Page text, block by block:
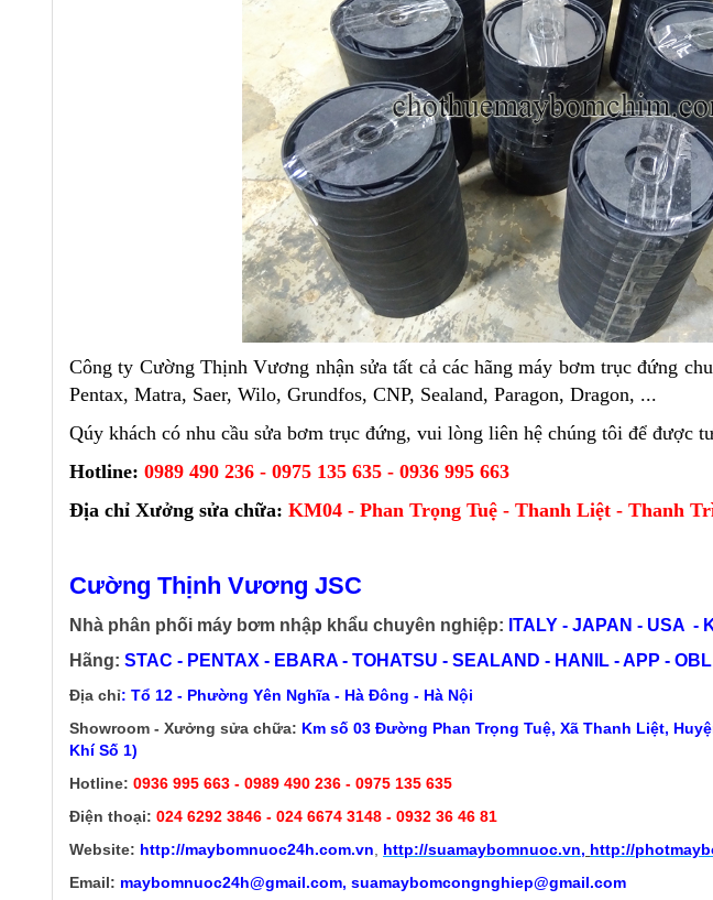
Công ty Cường Thịnh Vương nhận sửa tất cả các hãng máy bơm trục đứng
Pentax, Matra, Saer, Wilo, Grundfos, CNP, Sealand, Paragon, Dragon, ...
Qúy khách có nhu cầu sửa bơm trục đứng, vui lòng liên hệ chúng tôi để được
Hotline: 0989 490 236 - 0975 135 635 - 0936 995 663
Địa chỉ Xưởng sửa chữa: KM04 - Phan Trọng Tuệ - Thanh Liệt - Thanh
Cường Thịnh Vương JSC
Nhà phân phối máy bơm nhập khẩu chuyên nghiệp: ITALY - JAPAN - USA -
Hãng: STAC - PENTAX - EBARA - TOHATSU - SEALAND - HANIL - APP -
Địa chỉ: Tổ 12 - Phường Yên Nghĩa - Hà Đông - Hà Nội
Showroom - Xưởng sửa chữa: Km số 03 Đường Phan Trọng Tuệ, Xã Thanh Liệt,
Khí Số 1)
Hotline: 0936 995 663 - 0989 490 236 - 0975 135 635
Điện thoại: 024 6292 3846 - 024 6674 3148 - 0932 36 46 81
Website: http://maybomnuoc24h.com.vn http://suamaybomnuoc.vn, http://
Email: maybomnuoc24h@gmail.com, suamaybomcongnghiep@gmail.com